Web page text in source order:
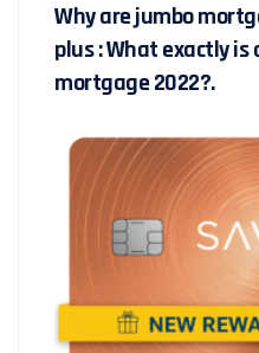
Why are jumbo
plus : What exactly
mortgage 2022?.